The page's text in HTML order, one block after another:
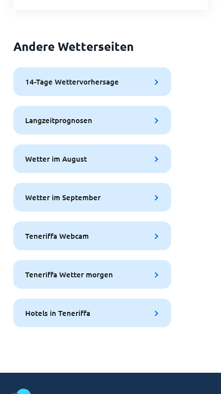
Andere Wetterseiten
14-Tage Wettervorhersage
Langzeitprognosen
Wetter im August
Wetter im September
Teneriffa Webcam
Teneriffa Wetter morgen
Hotels in Teneriffa